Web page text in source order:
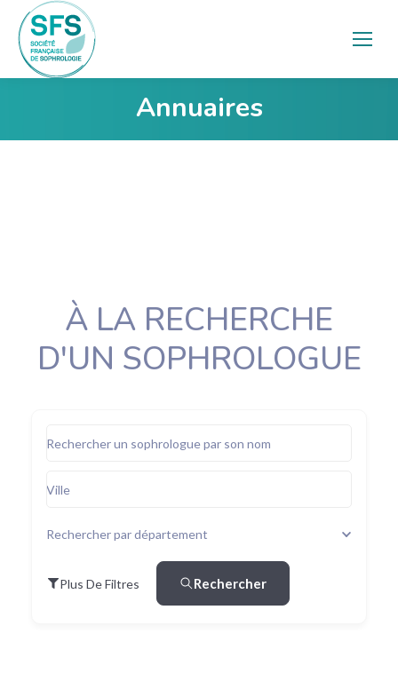
Annuaires
Vous êtes ici :
À LA RECHERCHE
D'UN SOPHROLOGUE
Rechercher un sophrologue par son nom
Ville
Rechercher par département
Plus De Filtres Rechercher